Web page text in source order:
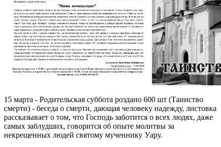
15 марта - Родительская суббота роздано 600 шт (Таинство
смерти) - беседа о смерти, дающая человеку надежду, листовка
рассказывает о том, что Господь заботится о всех людях, даже
самых заблудших, говорится об опыте молитвы за
некрещенных людей святому мученнику Уару.